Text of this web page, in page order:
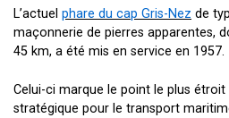
L’actuel phare du cap Gris-Nez de
maçonnerie de pierres apparentes,
45 km, a été mis en service en 1957.
Celui-ci marque le point le plus étroit
stratégique pour le transport